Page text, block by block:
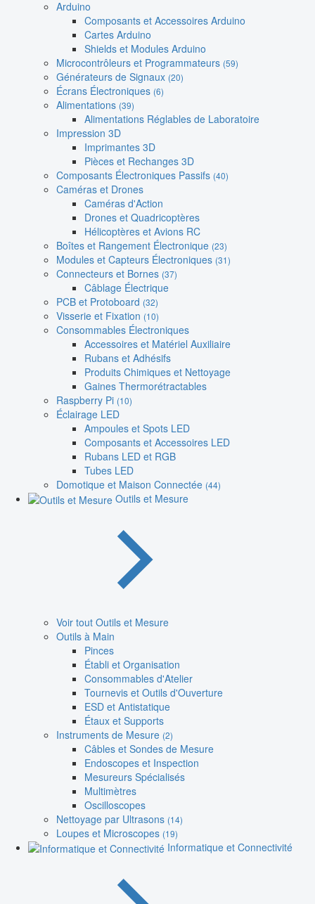
Arduino
Composants et Accessoires Arduino
Cartes Arduino
Shields et Modules Arduino
Microcontrôleurs et Programmateurs (59)
Générateurs de Signaux (20)
Écrans Électroniques (6)
Alimentations (39)
Alimentations Réglables de Laboratoire
Impression 3D
Imprimantes 3D
Pièces et Rechanges 3D
Composants Électroniques Passifs (40)
Caméras et Drones
Caméras d'Action
Drones et Quadricoptères
Hélicoptères et Avions RC
Boîtes et Rangement Électronique (23)
Modules et Capteurs Électroniques (31)
Connecteurs et Bornes (37)
Câblage Électrique
PCB et Protoboard (32)
Visserie et Fixation (10)
Consommables Électroniques
Accessoires et Matériel Auxiliaire
Rubans et Adhésifs
Produits Chimiques et Nettoyage
Gaines Thermorétractables
Raspberry Pi (10)
Éclairage LED
Ampoules et Spots LED
Composants et Accessoires LED
Rubans LED et RGB
Tubes LED
Domotique et Maison Connectée (44)
Outils et Mesure
Voir tout Outils et Mesure
Outils à Main
Pinces
Établi et Organisation
Consommables d'Atelier
Tournevis et Outils d'Ouverture
ESD et Antistatique
Étaux et Supports
Instruments de Mesure (2)
Câbles et Sondes de Mesure
Endoscopes et Inspection
Mesureurs Spécialisés
Multimètres
Oscilloscopes
Nettoyage par Ultrasons (14)
Loupes et Microscopes (19)
Informatique et Connectivité